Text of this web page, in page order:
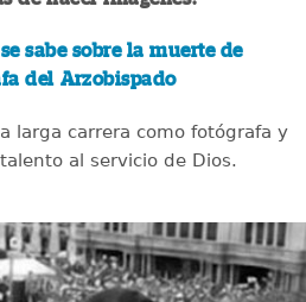
sabe sobre la muerte de
del Arzobispado
larga carrera como fotógrafa y
al servicio de Dios.